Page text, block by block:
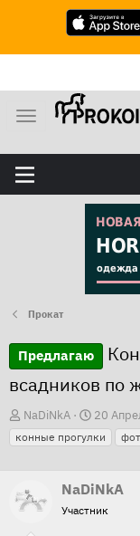
М
н
ю
Прокат
Предлагаю
всадников по
А
в
р
NaDiNkA
Д
а
20
конные прогулки
NaDiNkA
Участник